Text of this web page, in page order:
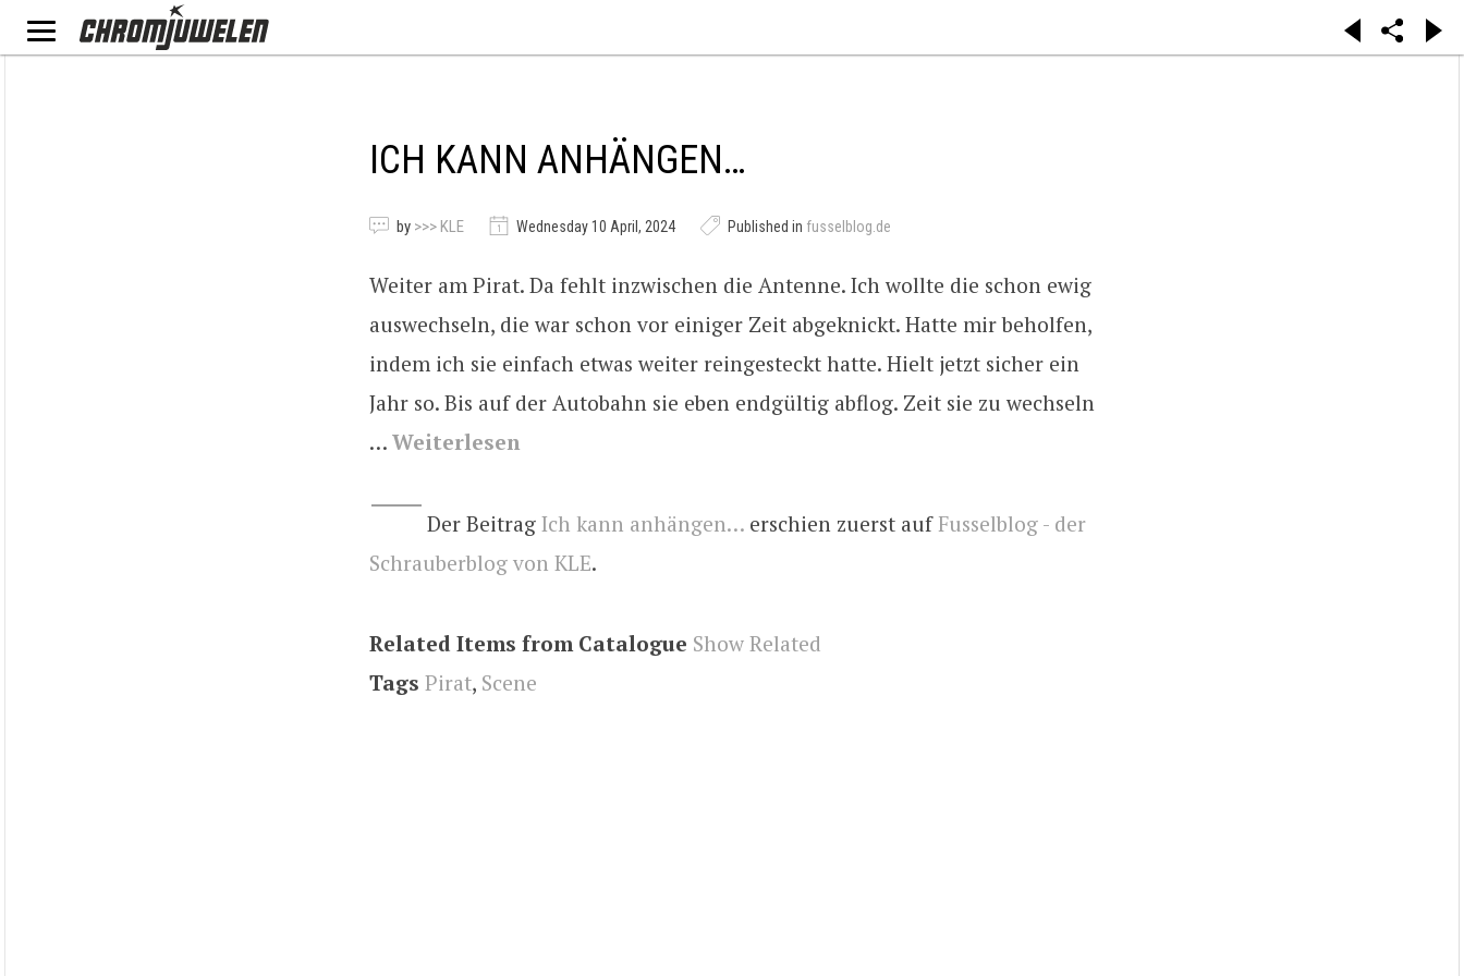
ICH KANN ANHÄNGEN…
by >>> KLE Wednesday 10 April, 2024 Published in fusselblog.de
Weiter am Pirat. Da fehlt inzwischen die Antenne. Ich wollte die schon ewig
auswechseln, die war schon vor einiger Zeit abgeknickt. Hatte mir beholfen,
indem ich sie einfach etwas weiter reingesteckt hatte. Hielt jetzt sicher ein
Jahr so. Bis auf der Autobahn sie eben endgültig abflog. Zeit sie zu wechseln
… Weiterlesen
Der Beitrag Ich kann anhängen… erschien zuerst auf Fusselblog - der
Schrauberblog von KLE.
Related Items from Catalogue Show Related
Tags Pirat, Scene